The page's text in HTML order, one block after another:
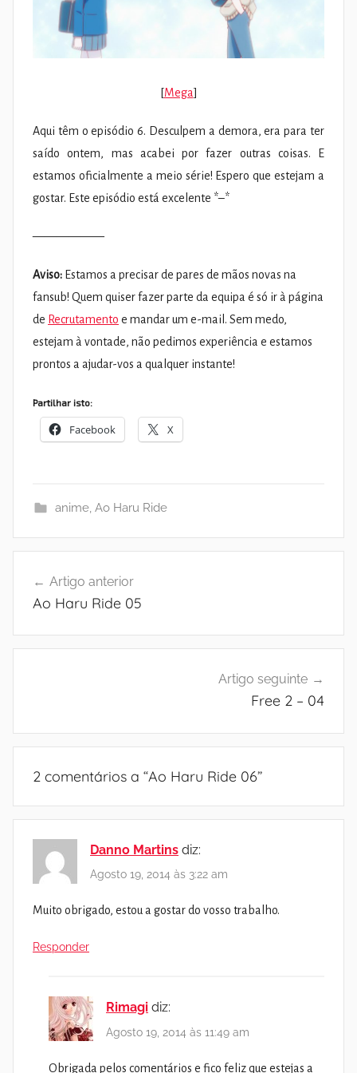
[Mega]
Aqui têm o episódio 6. Desculpem a demora, era para ter
saído ontem, mas acabei por fazer outras coisas. E
estamos oficialmente a meio série! Espero que estejam a
gostar. Este episódio está excelente *–*
——————
Aviso: Estamos a precisar de pares de mãos novas na
fansub! Quem quiser fazer parte da equipa é só ir à página
de Recrutamento e mandar um e-mail. Sem medo,
estejam à vontade, não pedimos experiência e estamos
prontos a ajudar-vos a qualquer instante!
Partilhar isto:
Facebook X
anime, Ao Haru Ride
Artigo anterior
Ao Haru Ride 05
Artigo seguinte
Free 2 – 04
2 comentários a “Ao Haru Ride 06”
Danno Martins diz:
Agosto 19, 2014 às 3:22 am
Muito obrigado, estou a gostar do vosso trabalho.
Responder
Rimagi diz:
Agosto 19, 2014 às 11:49 am
Obrigada pelos comentários e fico feliz que estejas a